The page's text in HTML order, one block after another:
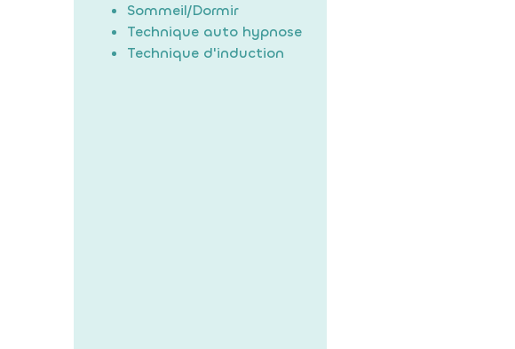
Sommeil/Dormir
Technique auto hypnose
Technique d'induction